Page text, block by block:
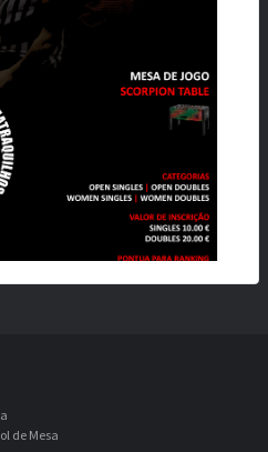
de Mesa